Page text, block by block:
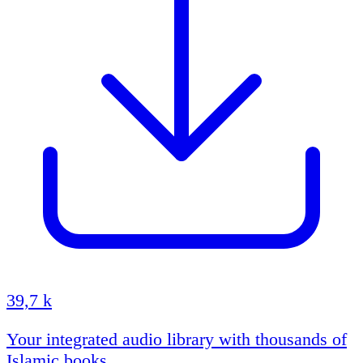
39,7 k
Your integrated audio library with thousands of